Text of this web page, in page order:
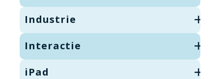
Industrie
Interactie
iPad